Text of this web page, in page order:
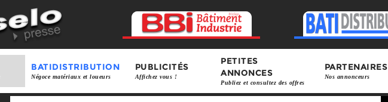
BATIDISTRIBUTION
Négoce matériaux et loueurs
PUBLICITÉS
Affichez vous !
PETITES
ANNONCES
Publiez et consultez des offres
PARTENAIRES
Nos annonceurs